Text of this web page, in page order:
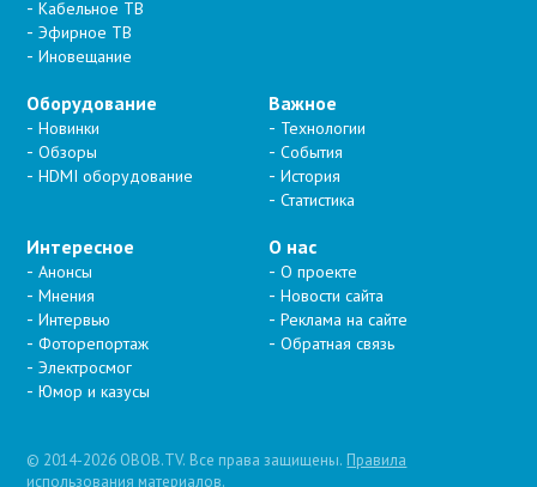
Кабельное ТВ
Эфирное ТВ
Иновещание
Оборудование
Новинки
Обзоры
HDMI оборудование
Важное
Технологии
События
История
Статистика
Интересное
Анонсы
Мнения
Интервью
Фоторепортаж
Электросмог
Юмор и казусы
О нас
О проекте
Новости сайта
Реклама на сайте
Обратная связь
© 2014-2026 OBOB.TV. Все права защищены. Правила
использования материалов.